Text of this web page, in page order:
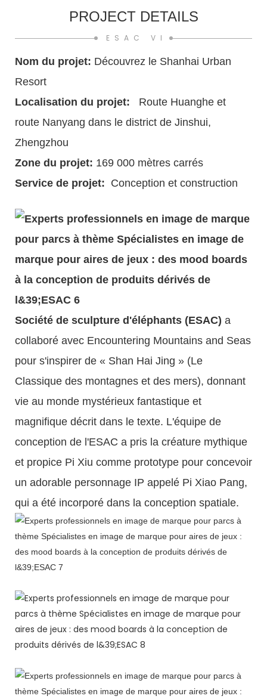
PROJECT DETAILS
ESAC VI
Nom du projet: Découvrez le Shanhai Urban
Resort
Localisation du projet:
Route Huanghe et
route Nanyang dans le district de Jinshui,
Zhengzhou
Zone du projet: 169 000 mètres carrés
Service de projet: Conception et construction
Société de sculpture d'éléphants (ESAC) a
collaboré avec Encountering Mountains and Seas
pour s'inspirer de « Shan Hai Jing » (Le
Classique des montagnes et des mers), donnant
vie au monde mystérieux fantastique et
magnifique décrit dans le texte. L'équipe de
conception de l'ESAC a pris la créature mythique
et propice Pi Xiu comme prototype pour concevoir
un adorable personnage IP appelé Pi Xiao Pang,
qui a été incorporé dans la conception spatiale.